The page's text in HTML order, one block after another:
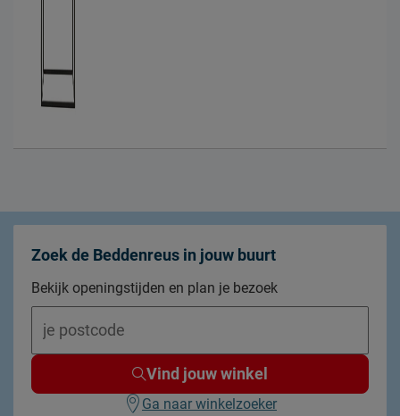
Zoek de Beddenreus in jouw buurt
Bekijk openingstijden en plan je bezoek
Vind jouw winkel
Ga naar winkelzoeker